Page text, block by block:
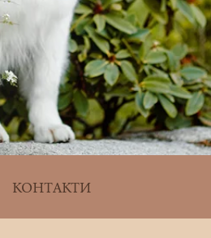
КОНТАКТИ